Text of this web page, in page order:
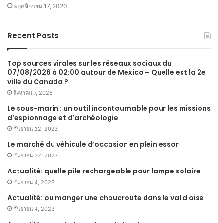
พฤศจิกายน 17, 2020
Recent Posts
Top sources virales sur les réseaux sociaux du
07/08/2026 à 02:00 autour de Mexico – Quelle est la 2e
ville du Canada ?
สิงหาคม 7, 2026
Le sous-marin : un outil incontournable pour les missions
d’espionnage et d’archéologie
กันยายน 22, 2023
Le marché du véhicule d’occasion en plein essor
กันยายน 22, 2023
Actualité: quelle pile rechargeable pour lampe solaire
กันยายน 4, 2023
Actualité: ou manger une choucroute dans le val d oise
กันยายน 4, 2023